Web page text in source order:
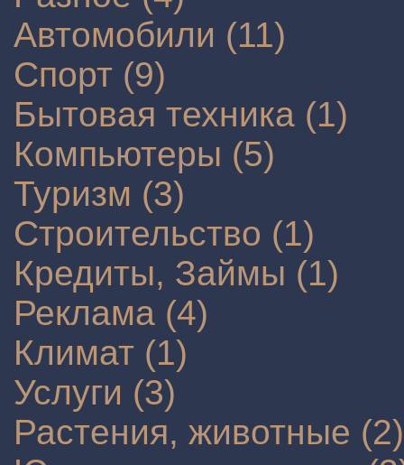
Автомобили (11)
Спорт (9)
Бытовая техника (1)
Компьютеры (5)
Туризм (3)
Строительство (1)
Кредиты, Займы (1)
Реклама (4)
Климат (1)
Услуги (3)
Растения, животные (2)